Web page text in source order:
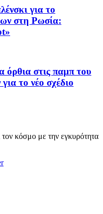
για το
στη Ρωσία:
όρθια στις παμπ του
το νέο σχέδιο
κόσμο με την εγκυρότητα